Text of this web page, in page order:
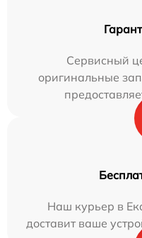
Сервисный
оригинальные
Наш курьер в
доставит ваше